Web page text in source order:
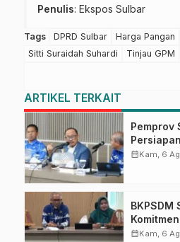
Penulis: Ekspos Sulbar
Tags DPRD Sulbar Harga Pangan
Sitti Suraidah Suhardi
Tinjau GPM
ARTIKEL TERKAIT
Pemprov
Puncak
calendar_monthKam, 6
BKPSDM
calendar_monthKam, 6